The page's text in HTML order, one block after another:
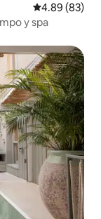
Calificación
4.89 (83)
y spa